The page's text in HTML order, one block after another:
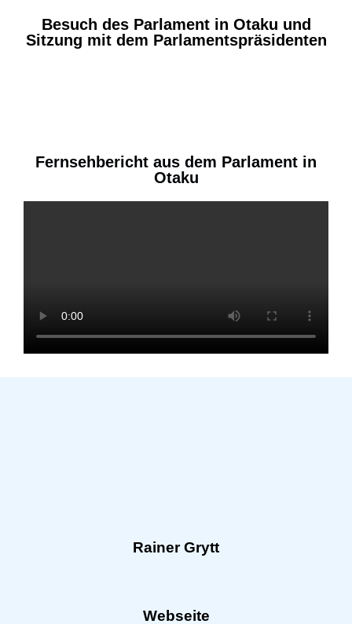
Besuch des Parlament in Otaku und
Sitzung mit dem Parlamentspräsidenten
Fernsehbericht aus dem Parlament in
Otaku
Rainer Grytt
Webseite